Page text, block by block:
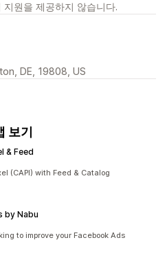
원을 제공하지 않습니다.
DE, 19808, US
보기
& Feed
(CAPI) with Feed & Catalog
by Nabu
to improve your Facebook Ads